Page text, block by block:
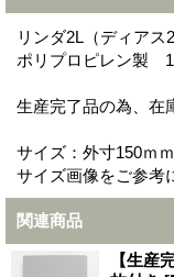
リンダ2L（ディアス
ポリプロピレン製
生産完了品の為、在
サイズ：外寸150ｍ
サイズ画像をご参考
関連商品
【生産